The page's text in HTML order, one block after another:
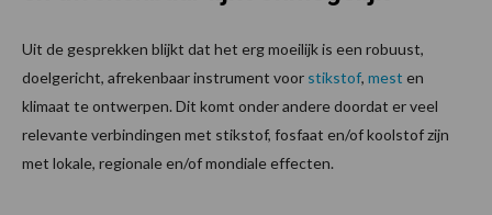
Uit de gesprekken blijkt dat het erg moeilijk is een robuust,
doelgericht, afrekenbaar instrument voor stikstof, mest en
klimaat te ontwerpen. Dit komt onder andere doordat er veel
relevante verbindingen met stikstof, fosfaat en/of koolstof zijn
met lokale, regionale en/of mondiale effecten.